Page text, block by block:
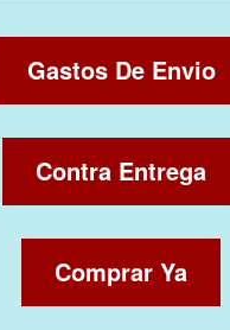
Gastos De Envio
Contra Entrega
Comprar Ya